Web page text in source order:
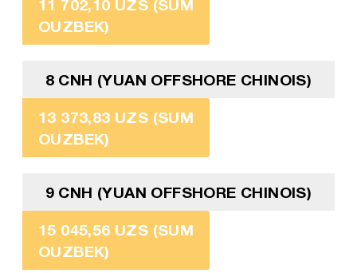
11 702,10 UZS (SUM
OUZBEK)
8 CNH (YUAN OFFSHORE CHINOIS)
13 373,83 UZS (SUM
OUZBEK)
9 CNH (YUAN OFFSHORE CHINOIS)
15 045,56 UZS (SUM
OUZBEK)